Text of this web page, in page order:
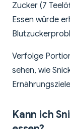
Zucker (7
Essen würde
Verfolge
sehen, wie
Kann ich